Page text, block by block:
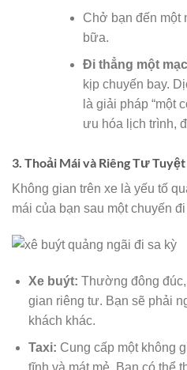
Chở bạn đến một
bữa.
Đi thẳng một
kịp chuyến bay.
là giải pháp “một
ưu hóa lịch trình,
3. Thoải Mái và Riêng Tư
Không gian trên xe là yếu tố
mái của bạn sau một chuyến
Xe buýt: Thường đông
gian riêng tư. Bạn sẽ phải
khách khác.
Taxi: Cung cấp một không